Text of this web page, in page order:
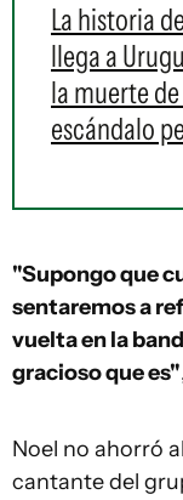
La historia
llega a
la muerte
escándalo
"Supongo que
sentaremos a
vuelta en la
gracioso que es"
Noel no ahorró
cantante del